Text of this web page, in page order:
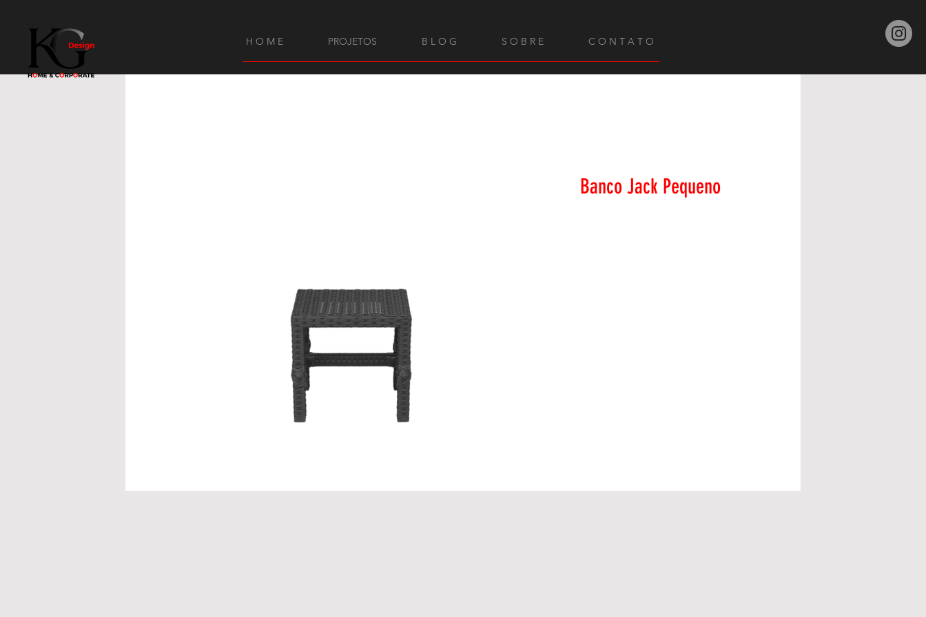
H O M E PROJETOS B L O G S O B R E C O N T A T O
Banco Jack Pequeno